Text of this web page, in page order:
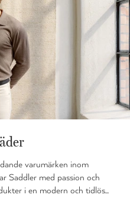
varumärken inom
Saddler med passion och
i en modern och tidlös...